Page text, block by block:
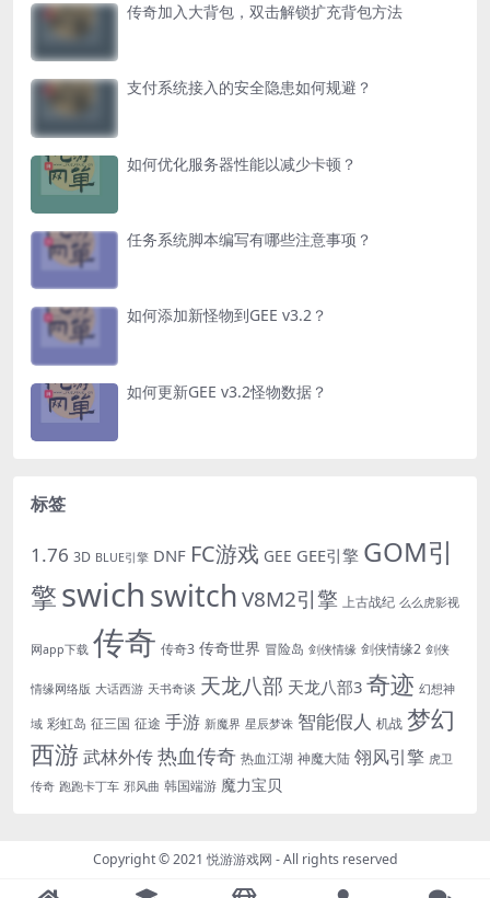
传奇加入大背包，双击解锁扩充背包方法
支付系统接入的安全隐患如何规避？
如何优化服务器性能以减少卡顿？
任务系统脚本编写有哪些注意事项？
如何添加新怪物到GEE v3.2？
如何更新GEE v3.2怪物数据？
标签
1.76 3D BLUE引擎 DNF FC游戏 GEE GEE引擎 GOM引
擎swichswitchV8M2引擎 上古战纪 么么虎影视
网app下载 传奇 传奇3 传奇世界 冒险岛 剑侠情缘 剑侠情缘2 剑侠
情缘网络版 大话西游 天书奇谈 天龙八部 天龙八部3 奇迹 幻想神
域 彩虹岛 征三国 征途 手游 新魔界 星辰梦诛 智能假人 机战 梦幻
西游 武林外传热血传奇 热血江湖 神魔大陆 翎风引擎 虎卫
传奇 跑跑卡丁车 邪风曲 韩国端游 魔力宝贝
Copyright © 2021悦游游戏网 - All rights reserved